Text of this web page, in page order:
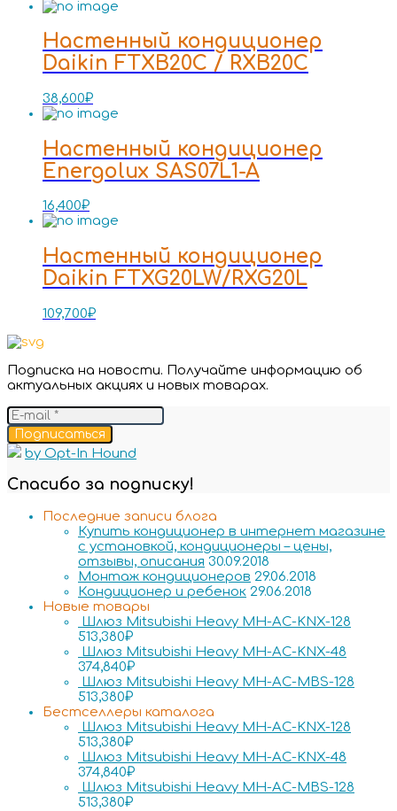
Настенный кондиционер
Daikin FTXB20C / RXB20C
38,600₽
Настенный кондиционер
Energolux SAS07L1-A
16,400₽
Настенный кондиционер
Daikin FTXG20LW/RXG20L
109,700₽
Подписка на новости. Получайте информацию об
актуальных акциях и новых товарах.
Подписаться
by Opt-In Hound
Спасибо за подписку!
Последние записи блога
Купить кондиционер в интернет магазине
с установкой, кондиционеры – цены,
отзывы, описания 30.09.2018
Монтаж кондиционеров 29.06.2018
Кондиционер и ребенок 29.06.2018
Новые товары
Шлюз Mitsubishi Heavy MH-AC-KNX-128
513,380₽
Шлюз Mitsubishi Heavy MH-AC-KNX-48
374,840₽
Шлюз Mitsubishi Heavy MH-AC-MBS-128
513,380₽
Бестселлеры каталога
Шлюз Mitsubishi Heavy MH-AC-KNX-128
513,380₽
Шлюз Mitsubishi Heavy MH-AC-KNX-48
374,840₽
Шлюз Mitsubishi Heavy MH-AC-MBS-128
513,380₽